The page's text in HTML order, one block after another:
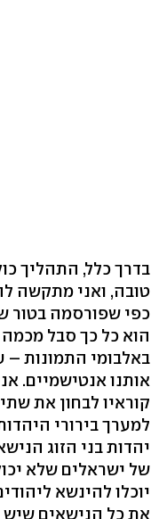
בדרך כלל, התהליך
טובה, ואני מתקשה
כפי שפורסמה בטור
הוא כל כך סבל
באלבומי התמונות –
אותנו אנטישמיים.
קוראיו לבחון את
למערך בירורי
יהדות בני הזוג
של ישראלים שלא
יוכלו להינשא
את כל הנישאים שיש